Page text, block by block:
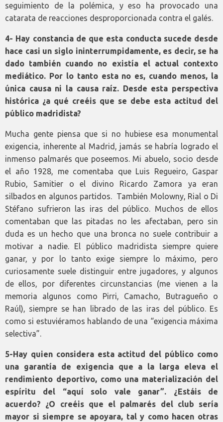
seguimiento de la polémica, y eso ha provocado una
catarata de reacciones desproporcionada contra el galés.
4- Hay constancia de que esta conducta sucede desde
hace casi un siglo ininterrumpidamente, es decir, se ha
dado también cuando no existía el actual contexto
mediático. Por lo tanto esta no es, cuando menos, la
única causa ni la causa raíz. Desde esta perspectiva
histórica ¿a qué creéis que se debe esta actitud del
público madridista?
Mucha gente piensa que si no hubiese esa monumental
exigencia, inherente al Madrid, jamás se habría logrado el
inmenso palmarés que poseemos. Mi abuelo, socio desde
el año 1928, me comentaba que Luis Regueiro, Gaspar
Rubio, Samitier o el divino Ricardo Zamora ya eran
silbados en algunos partidos. También Molowny, Rial o Di
Stéfano sufrieron las iras del público. Muchos de ellos
comentaban que las pitadas no les afectaban, pero sin
duda es un hecho que una bronca no suele contribuir a
motivar a nadie. El público madridista siempre quiere
ganar, y por lo tanto exige siempre lo máximo, pero
curiosamente suele distinguir entre jugadores, y algunos
de ellos, por diferentes circunstancias (me vienen a la
memoria algunos como Pirri, Camacho, Butragueño o
Raúl), siempre se han librado de las iras del público. Es
como si estuviéramos hablando de una “exigencia máxima
selectiva”.
5-Hay quien considera esta actitud del público como
una garantía de exigencia que a la larga eleva el
rendimiento deportivo, como una materialización del
espíritu del “aquí solo vale ganar”. ¿Estáis de
acuerdo? ¿O creéis que el palmarés del club sería
mayor si siempre se apoyara, tal y como hacen otras